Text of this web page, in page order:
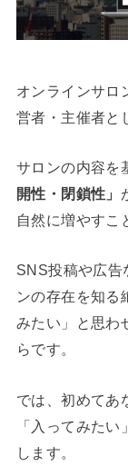
オンラインサロ
営者・主催者と
サロンの内容を
開性・閉鎖性」
自然に増やすこ
SNS投稿や広告
ンの存在を知る
みたい」と思わ
らです。
では、初めてあ
「入ってみた
します。